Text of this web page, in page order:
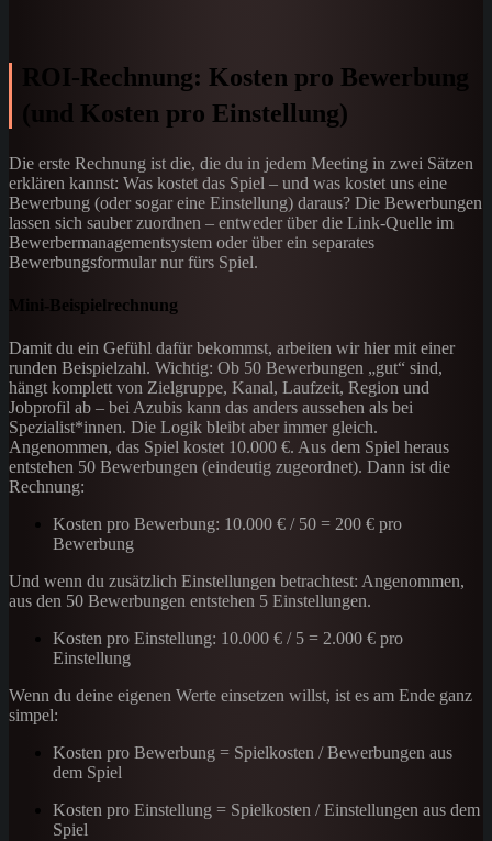
ROI-Rechnung: Kosten pro Bewerbung
(und Kosten pro Einstellung)
Die erste Rechnung ist die, die du in jedem Meeting in zwei Sätzen
erklären kannst: Was kostet das Spiel – und was kostet uns eine
Bewerbung (oder sogar eine Einstellung) daraus? Die Bewerbungen
lassen sich sauber zuordnen – entweder über die Link-Quelle im
Bewerbermanagementsystem oder über ein separates
Bewerbungsformular nur fürs Spiel.
Mini-Beispielrechnung
Damit du ein Gefühl dafür bekommst, arbeiten wir hier mit einer
runden Beispielzahl. Wichtig: Ob 50 Bewerbungen „gut“ sind,
hängt komplett von Zielgruppe, Kanal, Laufzeit, Region und
Jobprofil ab – bei Azubis kann das anders aussehen als bei
Spezialist*innen. Die Logik bleibt aber immer gleich.
Angenommen, das Spiel kostet 10.000 €. Aus dem Spiel heraus
entstehen 50 Bewerbungen (eindeutig zugeordnet). Dann ist die
Rechnung:
Kosten pro Bewerbung: 10.000 € / 50 = 200 € pro
Bewerbung
Und wenn du zusätzlich Einstellungen betrachtest: Angenommen,
aus den 50 Bewerbungen entstehen 5 Einstellungen.
Kosten pro Einstellung: 10.000 € / 5 = 2.000 € pro
Einstellung
Wenn du deine eigenen Werte einsetzen willst, ist es am Ende ganz
simpel:
Kosten pro Bewerbung = Spielkosten / Bewerbungen aus
dem Spiel
Kosten pro Einstellung = Spielkosten / Einstellungen aus dem
Spiel